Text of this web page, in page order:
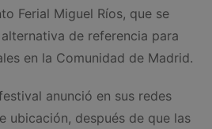
Ferial Miguel Ríos, que se
de referencia para
en la Comunidad de Madrid.
anunció en sus redes
ubicación, después de que las